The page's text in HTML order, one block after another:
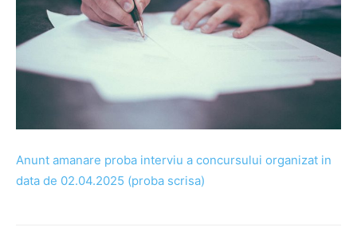
Anunt amanare proba interviu a concursului organizat in
data de 02.04.2025 (proba scrisa)